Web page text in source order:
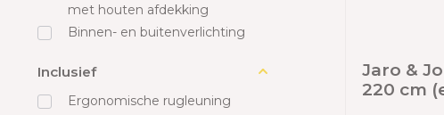
met houten afdekking
Binnen- en buitenverlichting
Inclusief
Ergonomische rugleuning
Jaro &
220 cm